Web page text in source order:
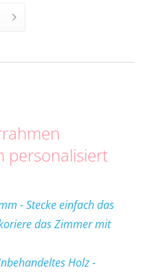
personalisiert
- Stecke einfach das
das Zimmer mit
Holz -